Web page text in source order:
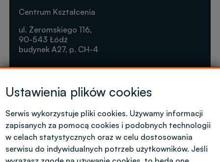
Centrum Kształcenia
ul. Żeromskiego 116,
90-543 Łódź
budynek A27, p. CH-4
Krótkie formy kształcenia
Tel. +48 42 631 23 14
microcredentials@info.p.lodz.pl
Ustawienia plików cookies
Serwis wykorzystuje pliki cookies. Używamy informacji
zapisanych za pomocą cookies i podobnych technologii
w celach statystycznych oraz w celu dostosowania
serwisu do indywidualnych potrzeb użytkowników. Jeśli